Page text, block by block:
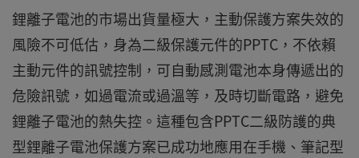
鋰離子電池的市場出貨量極大，主動保護方案失效的
風險不可低估，身為二級保護元件的PPTC，不依賴
主動元件的訊號控制，可自動感測電池本身傳遞出的
危險訊號，如過電流或過溫等，及時切斷電路，避免
鋰離子電池的熱失控。這種包含PPTC二級防護的典
型鋰離子電池保護方案已成功地應用在手機、筆記型